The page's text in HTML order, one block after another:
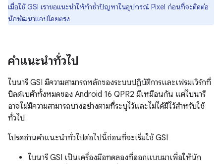
เมื่อใช้ GSI เราขอแนะนำให้ทำซ้ำปัญหาในอุปกรณ์ Pixel ก่อนที่จะติดต่อ
นักพัฒนาแอปโดยตรง
คำแนะนำทั่วไป
ไบนารี GSI มีความสามารถหลักของระบบปฏิบัติการและเฟรมเวิร์กที่
บิลด์เบต้าทั้งหมดของ Android 16 QPR2 มีเหมือนกัน แต่ไบนารี
อาจไม่มีความสามารถบางอย่างตามที่ระบุไว้และไม่ได้มีไว้สำหรับใช้
ทั่วไป
โปรดอ่านคำแนะนำทั่วไปต่อไปนี้ก่อนที่จะเริ่มใช้ GSI
ไบนารี GSI เป็นเครื่องมือทดลองที่ออกแบบมาเพื่อให้นัก